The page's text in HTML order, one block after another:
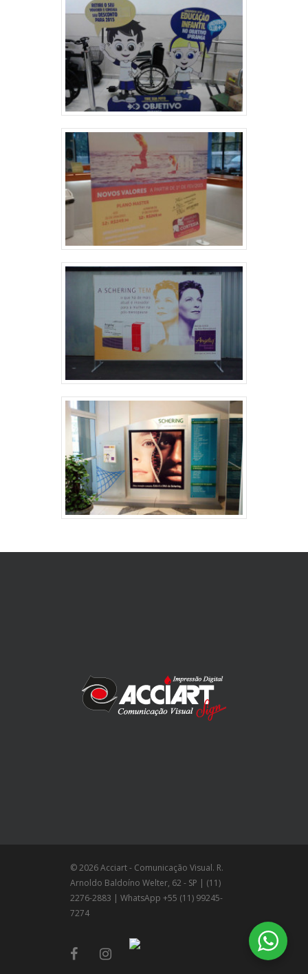
© 2026 Acciart - Comunicação Visual. R.
Arnoldo Baldoíno Welter, 62 - SP | (11)
2276-2883 | WhatsApp +55 (11) 99245-
7274